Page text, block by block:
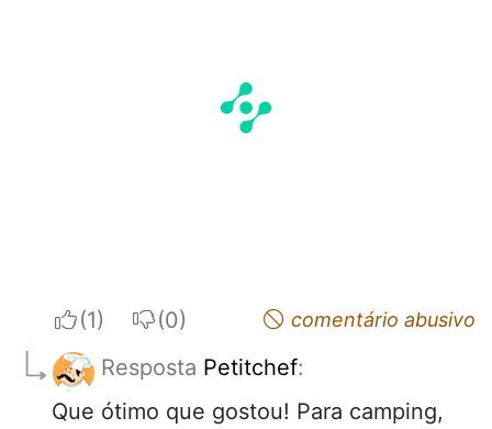
I apreciateI do not appreciatecomentário abusivo
Resposta Petitchef:
Que ótimo que gostou! Para camping,